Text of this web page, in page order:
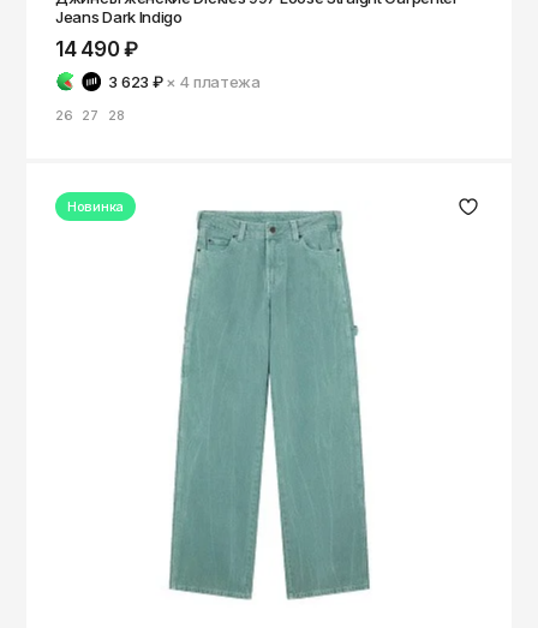
Jeans Dark Indigo
14 490 ₽
3 623 ₽ × 4платежа
26 27 28
Новинка